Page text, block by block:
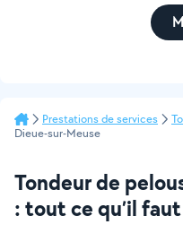
Prestations de services
Dieue-sur-Meuse
Tondeur de
: tout ce qu’il